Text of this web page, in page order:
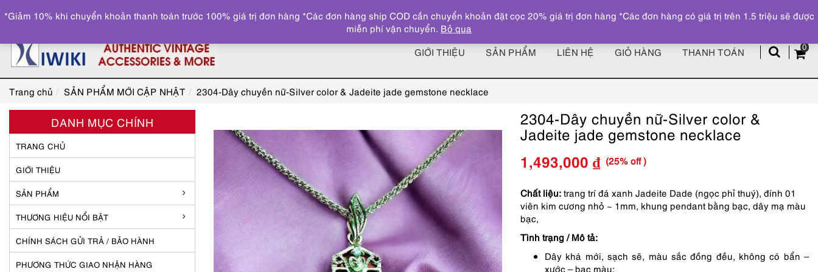
z
0
GIỚI THIỆU SẢN PHẨM LIÊN HỆ GIỎ HÀNG THANH TOÁN
Trang chủ SẢN PHẨM MỚI CẬP NHẬT 2304-Dây chuyền nữ-Silver color & Jadeite jade gemstone necklace
2304-Dây chuyền nữ-Silver color &
Jadeite jade gemstone necklace
Giá
gốc
là:
1,493,000 ₫
Giá
hiện
tại
1,493,000 ₫.
(25% off )
Chất liệu: trang trí đá xanh Jadeite Dade (ngọc phỉ thuý), đính 01
viên kim cương nhỏ ~ 1mm, khung pendant bằng bạc, dây mạ màu
bạc,
Tình trạng / Mô tả:
Dây khá mới, sạch sẽ, màu sắc đồng đều, không có bẩn –
xước – bạc màu;
DANH MỤC CHÍNH
TRANG CHỦ
GIỚI THIỆU
SẢN PHẨM
THƯƠNG HIỆU NỔI BẬT
CHÍNH SÁCH GỬI TRẢ / BẢO HÀNH
PHƯƠNG THỨC GIAO NHẬN HÀNG
*Giảm 10% khi chuyển khoản thanh toán trước 100% giá trị đơn hàng *Các đơn hàng ship COD cần chuyển khoản đặt cọc 20% giá trị đơn hàng *Các đơn hàng có giá trị trên 1.5 triệu sẽ được
miễn phí vận chuyển. Bỏ qua